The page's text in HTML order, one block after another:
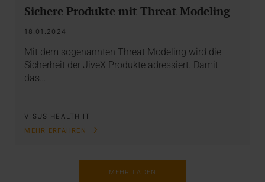
Sichere Produkte mit Threat Modeling
18.01.2024
Mit dem sogenannten Threat Modeling wird die
Sicherheit der JiveX Produkte adressiert. Damit
das…
VISUS HEALTH IT
MEHR ERFAHREN
MEHR LADEN